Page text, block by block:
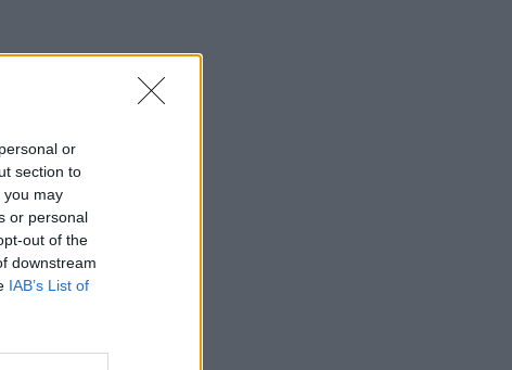
or
section to
you may
or personal
out of the
downstream
IAB’s List of